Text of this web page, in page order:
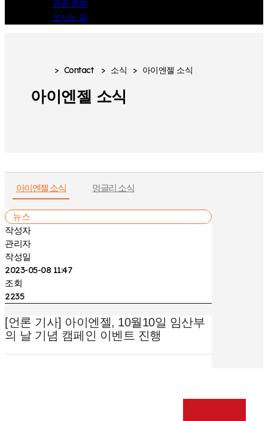
관련 문의
오시는 길
> Contact > 소식 > 아이엔젤 소식
아이엔젤 소식
아이엔젤 소식 멍글리 소식
뉴스
작성자
관리자
작성일
2023-05-08 11:47
조회
2235
[언론 기사] 아이엔젤, 10월10일 임산부
의 날 기념 캠페인 이벤트 진행